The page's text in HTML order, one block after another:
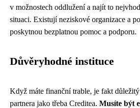
v možnostech oddlužení a najít to
situaci. Existují neziskové organizace a
poskytnou bezplatnou pomoc a podporu.
Důvěryhodné instituce
Když máte finanční trable, je fakt
partnera jako třeba Creditea. Musíte být